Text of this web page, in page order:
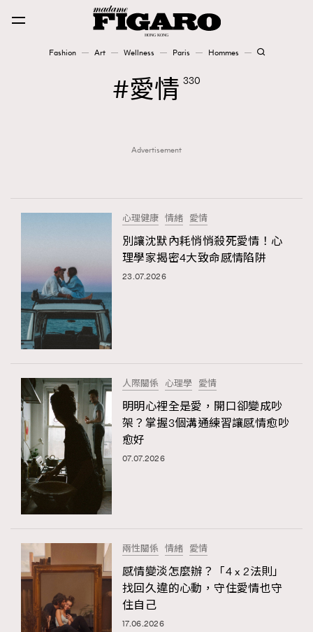
Fashion Art Wellness Paris Hommes
Fashion
Paris
Hommes
AFrenchMind
DressLikeAParisienne
EmpowerF 103
FashionWeek 191
FigaroAesthetic
FigaroBeautyRitual
FigaroCeleb 547
FigaroCinéma 281
FigaroDigitalCover 17
FigaroExhibition
FigaroExpert
#FigaroExhibition Wyman 揭曉 Figaro Exhibition
第二站！
愛情 330
Advertisement
心理健康 情緒 愛情
別讓沈默內耗悄悄殺死愛情！心
理學家揭密4大致命感情陷阱
23.07.2026
人際關係 心理學 愛情
明明心裡全是愛，開口卻變成吵
架？掌握3個溝通練習讓感情愈吵
愈好
07.07.2026
兩性關係 情緒 愛情
感情變淡怎麼辦？「4 x 2法則」
找回久違的心動，守住愛情也守
住自己
17.06.2026